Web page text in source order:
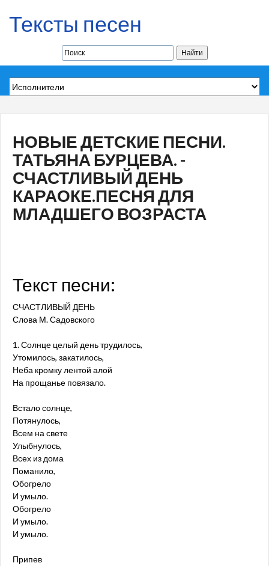
Тексты песен
НОВЫЕ ДЕТСКИЕ ПЕСНИ.
ТАТЬЯНА БУРЦЕВА. -
СЧАСТЛИВЫЙ ДЕНЬ
КАРАОКЕ.ПЕСНЯ ДЛЯ
МЛАДШЕГО ВОЗРАСТА
Текст песни:
СЧАСТЛИВЫЙ ДЕНЬ
Слова М. Садовского
1. Солнце целый день трудилось,
Утомилось, закатилось,
Неба кромку лентой алой
На прощанье повязало.
Встало солнце,
Потянулось,
Всем на свете
Улыбнулось,
Всех из дома
Поманило,
Обогрело
И умыло.
Обогрело
И умыло.
И умыло.
Припев